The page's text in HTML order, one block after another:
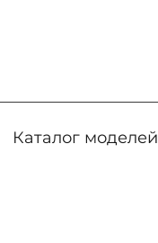
Каталог моделей